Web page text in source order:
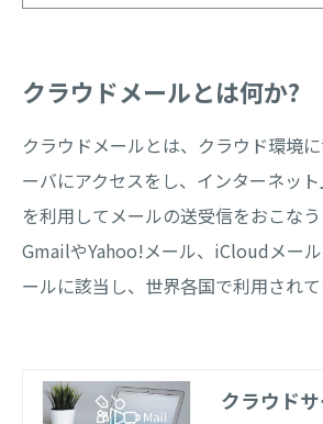
クラウドメールとは何か?
クラウドメールとは、クラウド環境
ーバにアクセスをし、インターネッ
を利用してメールの送受信をおこなう
GmailやYahoo!メール、iCloudメー
ールに該当し、世界各国で利用されて
クラウド